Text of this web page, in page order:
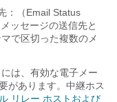
：（Email Status
ッセージの送信先と
で区切った複数のメ
は、有効な電子メー
があります。中継ホス
リレー ホストおよび